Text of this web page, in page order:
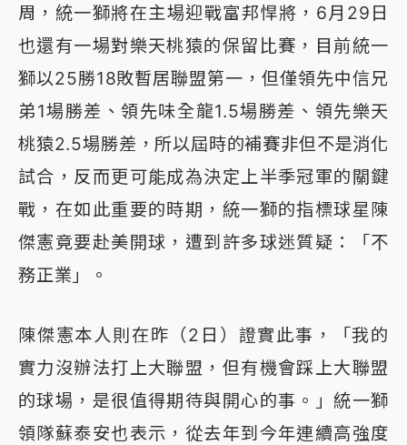
周，統一獅將在主場迎戰富邦悍將，6月29日
也還有一場對樂天桃猿的保留比賽，目前統一
獅以25勝18敗暫居聯盟第一，但僅領先中信兄
弟1場勝差、領先味全龍1.5場勝差、領先樂天
桃猿2.5場勝差，所以屆時的補賽非但不是消化
試合，反而更可能成為決定上半季冠軍的關鍵
戰，在如此重要的時期，統一獅的指標球星陳
傑憲竟要赴美開球，遭到許多球迷質疑：「不
務正業」。
陳傑憲本人則在昨（2日）證實此事，「我的
實力沒辦法打上大聯盟，但有機會踩上大聯盟
的球場，是很值得期待與開心的事。」統一獅
領隊蘇泰安也表示，從去年到今年連續高強度